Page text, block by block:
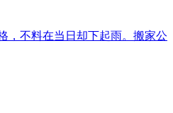
，不料在当日却下起雨。搬家公